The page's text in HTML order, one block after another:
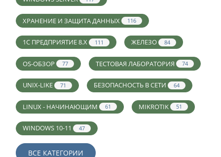
ХРАНЕНИЕ И ЗАЩИТА ДАННЫХ 116
1С ПРЕДПРИЯТИЕ 8.X 111 ЖЕЛЕЗО 84
OS-ОБЗОР 77 ТЕСТОВАЯ ЛАБОРАТОРИЯ 74
UNIX-LIKE 71 БЕЗОПАСНОСТЬ В СЕТИ 64
LINUX - НАЧИНАЮЩИМ 61 MIKROTIK 51
WINDOWS 10-11 47
ВСЕ КАТЕГОРИИ